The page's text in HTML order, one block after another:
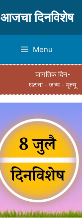
आजचा दिनविशेष
Menu
जागतिक दिन-
घटना - जन्म - मृत्यू